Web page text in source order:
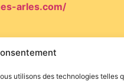
utilisons des technologies telles
arles.com/